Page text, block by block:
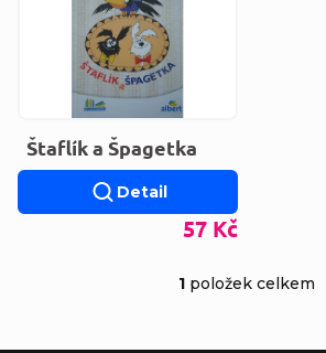
Štaflík a Špagetka
57 Kč
Detail
1 položek celkem